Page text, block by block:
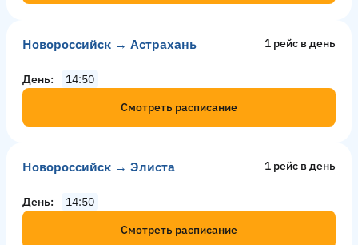
Новороссийск → Астрахань 1 рейс в день
День
14:50
Смотреть расписание
Новороссийск → Элиста 1 рейс в день
День
14:50
Смотреть расписание